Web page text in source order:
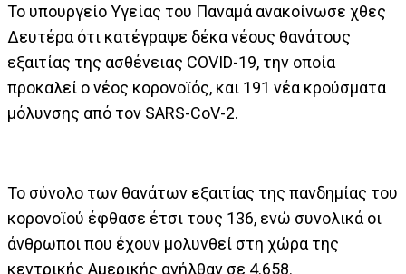
Το υπουργείο Υγείας του Παναμά ανακοίνωσε χθες
Δευτέρα ότι κατέγραψε δέκα νέους θανάτους
εξαιτίας της ασθένειας COVID-19, την οποία
προκαλεί ο νέος κορονοϊός, και 191 νέα κρούσματα
μόλυνσης από τον SARS-CoV-2.
Το σύνολο των θανάτων εξαιτίας της πανδημίας του
κορονοϊού έφθασε έτσι τους 136, ενώ συνολικά οι
άνθρωποι που έχουν μολυνθεί στη χώρα της
κεντρικής Αμερικής ανήλθαν σε 4.658.